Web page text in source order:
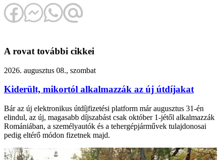
A rovat további cikkei
2026. augusztus 08., szombat
Kiderült, mikortól alkalmazzák az új útdíjakat
Bár az új elektronikus útdíjfizetési platform már augusztus 31-én
elindul, az új, magasabb díjszabást csak október 1-jétől alkalmazzák
Romániában, a személyautók és a tehergépjárművek tulajdonosai
pedig eltérő módon fizetnek majd.